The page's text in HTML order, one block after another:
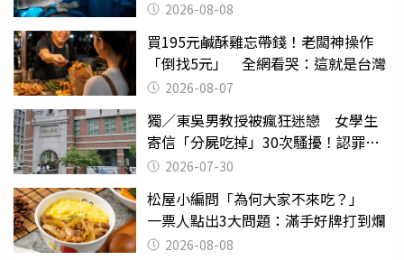
2026-08-08
買195元鹹酥雞忘帶錢！老闆神操作
「倒找5元」 全網看哭：這就是台灣
2026-08-07
獨／東吳男教授被瘋狂迷戀 女學生
寄信「分屍吃掉」30次騷擾！認罪免
關 2026-07-30
松屋小編問「為何大家不來吃？」
一票人點出3大問題：滿手好牌打到爛
2026-08-08